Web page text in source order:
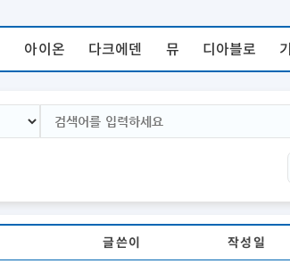
아이온 다크에덴 뮤 디아블로
글쓴이 작성일